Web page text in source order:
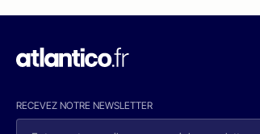
RECEVEZ NOTRE NEWSLETTER